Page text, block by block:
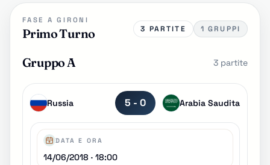
FASE A GIRONI
Primo Turno 3 PARTITE 1 GRUPPI
Gruppo A 3 partite
Russia 5 - 0 Arabia Saudita
DATA E ORA
14/06/2018 · 18:00